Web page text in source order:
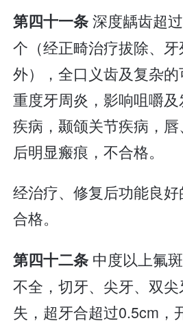
第四十一条深度龋齿超
个（经正畸治疗拔除、
外），全口义齿及复杂的
重度牙周炎，影响咀嚼
疾病，颞颌关节疾病，
后明显瘢痕，不合格。
经治疗、修复后功能良好
合格。
第四十二条 中度以上氟
不全，切牙、尖牙、双
失，超牙合超过0.5cm，